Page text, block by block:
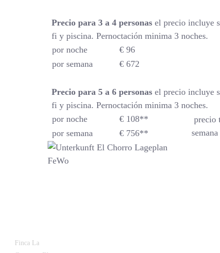
Precio para 3 a 4 personasel precio incluye
fi y piscina. Pernoctación minima 3 noches.
por noche
€ 96
por semana
€ 672
Precio para 5 a 6 personasel precio incluye
fi y piscina. Pernoctación minima 3 noches.
por noche
€ 108**
precio
por semana € 756**
Finca La